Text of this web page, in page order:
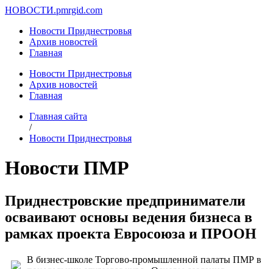
НОВОСТИ.pmrgid.com
Новости Приднестровья
Архив новостей
Главная
Новости Приднестровья
Архив новостей
Главная
Главная сайта
/
Новости Приднестровья
Новости ПМР
Приднестровские предприниматели
осваивают основы ведения бизнеса в
рамках проекта Евросоюза и ПРООН
В бизнес-школе Торгово-промышленной палаты ПМР в